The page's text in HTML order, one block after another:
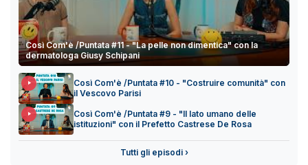
Così Com'è /Puntata #11 - "La pelle non dimentica" con la
dermatologa Giusy Schipani
Così Com'è /Puntata #10 - "Costruire comunità" con
il Vescovo Parisi
Così Com'è /Puntata #9 - "Il lato umano delle
istituzioni" con il Prefetto Castrese De Rosa
Tutti gli episodi ›